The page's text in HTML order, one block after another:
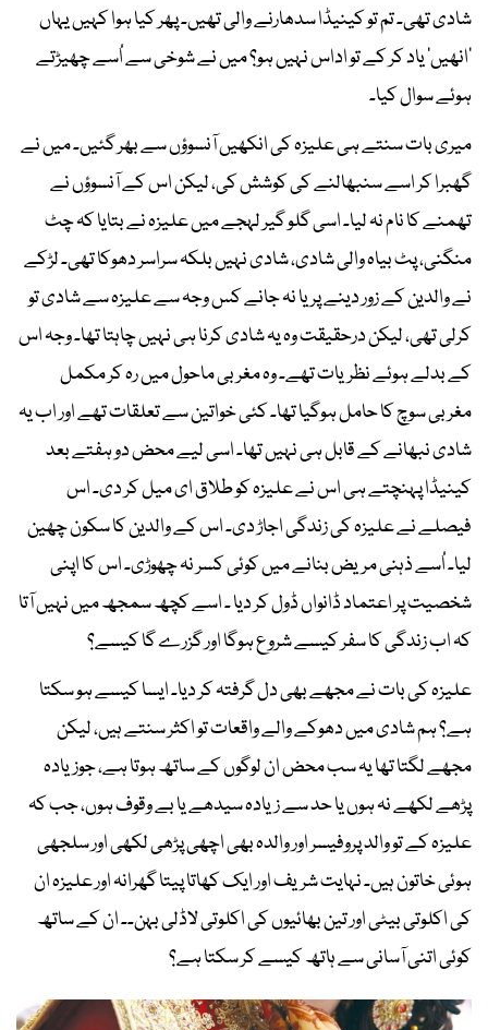
شادی تھی۔ تم تو کینیڈا سدھارنے والی تھیں۔ پھر کیا ہوا کہیں یہاں
’انھیں‘ یاد کر کے تو اداس نہیں ہو؟ میں نے شوخی سے اُسے چھیڑتے
ہوئے سوال کیا۔
میری بات سنتے ہی علیزہ کی انکھیں آنسوؤں سے بھر گئیں۔ میں نے
گھبرا کر اسے سنبھالنے کی کوشش کی، لیکن اس کے آنسوؤں نے
تھمنے کا نام نہ لیا۔ اسی گلو گیر لہجے میں علیزہ نے بتایا کہ چٹ
منگنی، پٹ بیاہ والی شادی، شادی نہیں بلکہ سراسر دھوکا تھی۔ لڑکے
نے والدین کے زور دینے پر یا نہ جانے کس وجہ سے علیزہ سے شادی تو
کرلی تھی، لیکن درحقیقت وہ یہ شادی کرنا ہی نہیں چاہتا تھا۔ وجہ اس
کے بدلے ہوئے نظریات تھے۔ وہ مغربی ماحول میں رہ کر مکمل
مغربی سوچ کا حامل ہوگیا تھا۔ کئی خواتین سے تعلقات تھے اور اب یہ
شادی نبھانے کے قابل ہی نہیں تھا۔ اسی لیے محض دو ہفتے بعد
کینیڈا پہنچتے ہی اس نے علیزہ کو طلاق ای میل کر دی۔ اس
فیصلے نے علیزہ کی زندگی اجاڑ دی۔ اس کے والدین کا سکون چھین
لیا۔ اُسے ذہنی مریض بنانے میں کوئی کسر نہ چھوڑی۔ اس کا اپنی
شخصیت پر اعتماد ڈانواں ڈول کر دیا ۔ اسے کچھ سمجھ میں نہیں آتا
کہ اب زندگی کا سفر کیسے شروع ہوگا اور گزرے گا کیسے؟
علیزہ کی بات نے مجھے بھی دل گرفتہ کر دیا۔ ایسا کیسے ہو سکتا
ہے؟ ہم شادی میں دھوکے والے واقعات تو اکثر سنتے ہیں، لیکن
مجھے لگتا تھا یہ سب محض ان لوگوں کے ساتھ ہوتا ہے، جوزیادہ
پڑھے لکھے نہ ہوں یا حد سے زیادہ سیدھے یا بے وقوف ہوں، جب کہ
علیزہ کے تو والد پروفیسر اور والدہ بھی اچھی پڑھی لکھی اور سلجھی
ہوئی خاتون ہیں۔ نہایت شریف اور ایک کھاتا پیتا گھرانہ اور علیزہ ان
کی اکلوتی بیٹی اور تین بھائیوں کی اکلوتی لاڈلی بہن۔۔ ان کے ساتھ
کوئی اتنی آسانی سے ہاتھ کیسے کر سکتا ہے؟